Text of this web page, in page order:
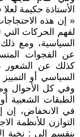
الأستاذة حكيمة لعلا
« إن هذه
لفهم الحركات التي
السياسية، ومع
عن الفجوات
كذلك عن الشعور
السياسي أو
وفي كل الأحوال
الطبقات
في الانخفاض، إن
التوازن للأنظمة
ينقسم إلى : نخبة